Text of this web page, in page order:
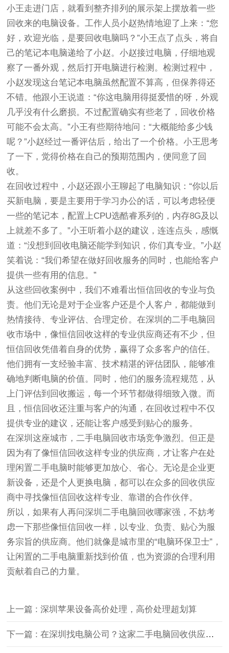
小王走进门店，就看到整齐排列的展示架上摆放着一些
回收来的电脑设备。工作人员小赵热情地迎了上来：“您
好，欢迎光临，是要回收电脑吗？”小王点了点头，将自
己的笔记本电脑递给了小赵。小赵接过电脑，仔细地观
察了一番外观，然后打开电脑进行检测。检测过程中，
小赵发现这台笔记本电脑虽然配置不算高，但保养得还
不错。他跟小王说道：“你这电脑用得挺爱惜的呀，外观
几乎没有什么磨损。不过配置确实有些老了，回收价格
可能不会太高。”小王有些期待地问：“大概能给多少钱
呢？”小赵经过一番评估后，给出了一个价格。小王思考
了一下，觉得价格在自己的预期范围内，便同意了回
收。
在回收过程中，小赵还跟小王聊起了电脑知识：“你以后
买新电脑，要是主要用于学习办公的话，可以考虑轻便
一些的笔记本，配置上CPU选酷睿系列的，内存8G及以
上就差不多了。”小王听着小赵的建议，连连点头，感慨
道：“没想到回收电脑还能学到知识，你们真专业。”小赵
笑着说：“我们希望在做好回收服务的同时，也能给客户
提供一些有用的信息。”
从这些回收案例中，我们不难看出恒信回收的专业与负
责。他们无论是对于企业客户还是个人客户，都能做到
热情接待、专业评估、合理定价。在深圳的二手电脑回
收市场中，像恒信回收这样的专业供应商还有不少，但
恒信回收凭借着自身的优势，赢得了众多客户的信任。
他们拥有一支经验丰富、技术精湛的评估团队，能够准
确地判断电脑的价值。同时，他们的服务流程规范，从
上门评估到回收搬运，每一个环节都做得细致入微。而
且，恒信回收还注重与客户的沟通，在回收过程中不仅
提供专业的建议，还能让客户感受到贴心的服务。
在深圳这座城市，二手电脑回收市场竞争激烈。但正是
因为有了像恒信回收这样专业的供应商，才让客户在处
理闲置二手电脑时能够更加放心、省心。无论是企业更
新设备，还是个人更换电脑，都可以在众多的回收供应
商中寻找像恒信回收这样专业、靠谱的合作伙伴。
所以，如果有人再问深圳二手电脑回收哪家强，不妨考
虑一下那些像恒信回收一样，以专业、负责、贴心为服
务宗旨的供应商。他们就像是城市里的“电脑环保卫士”，
让闲置的二手电脑重新找到价值，也为资源的合理利用
贡献着自己的力量。
上一篇 : 深圳苹果设备高价处理，高价处理超划算
下一篇 : 在深圳找电脑公司？这家二手电脑回收供应商值得推荐